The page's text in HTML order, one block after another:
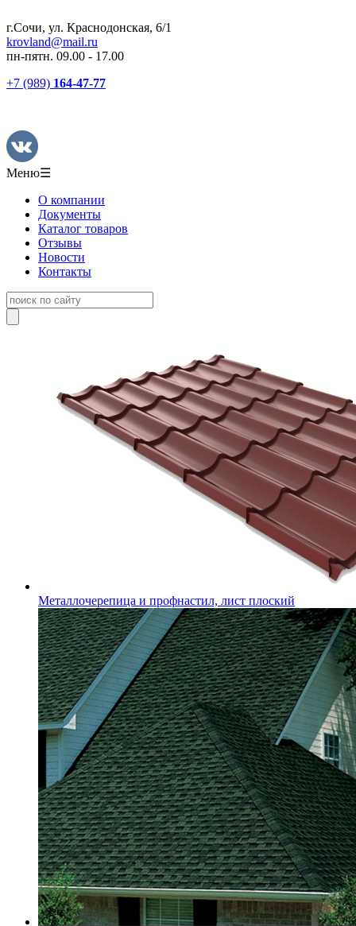
г.Сочи, ул. Краснодонская, 6/1
krovland@mail.ru
пн-пятн. 09.00 - 17.00
+7 (989) 164-47-77
Меню☰
О компании
Документы
Каталог товаров
Отзывы
Новости
Контакты
Металлочерепица и профнастил, лист плоский